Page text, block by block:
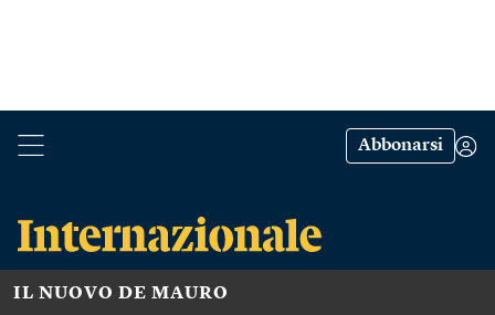
Abbonarsi
IL NUOVO DE MAURO